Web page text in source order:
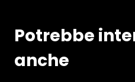
Potrebbe
anche